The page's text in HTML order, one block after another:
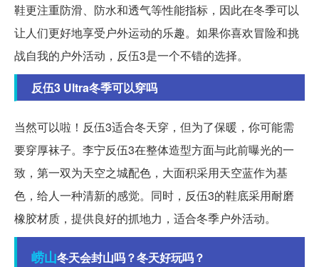
鞋更注重防滑、防水和透气等性能指标，因此在冬季可以
让人们更好地享受户外运动的乐趣。如果你喜欢冒险和挑
战自我的户外活动，反伍3是一个不错的选择。
反伍3 Ultra冬季可以穿吗
当然可以啦！反伍3适合冬天穿，但为了保暖，你可能需
要穿厚袜子。李宁反伍3在整体造型方面与此前曝光的一
致，第一双为天空之城配色，大面积采用天空蓝作为基
色，给人一种清新的感觉。同时，反伍3的鞋底采用耐磨
橡胶材质，提供良好的抓地力，适合冬季户外活动。
崂山冬天会封山吗？冬天好玩吗？